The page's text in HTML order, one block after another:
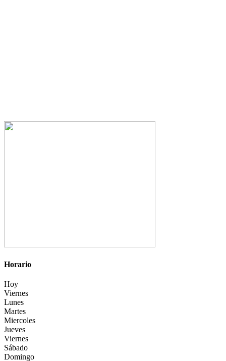
Horario
Hoy
Viernes
Lunes
Martes
Miercoles
Jueves
Viernes
Sábado
Domingo